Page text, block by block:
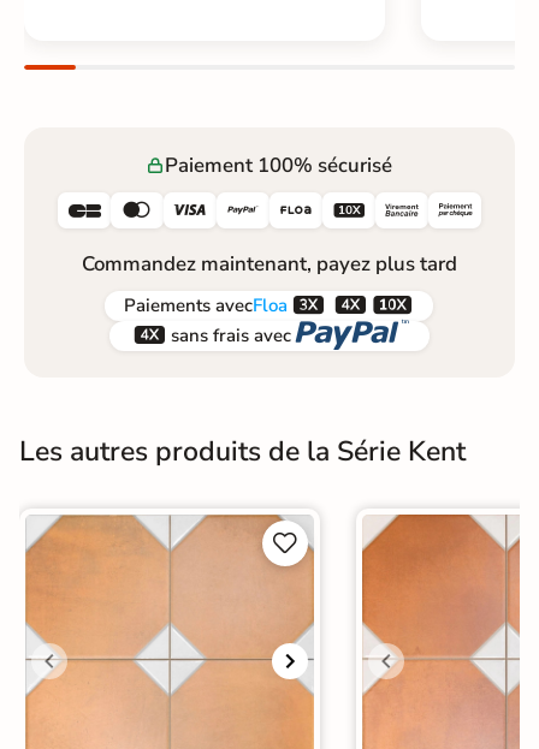
Paiement 100% sécurisé
     
Commandez maintenant, payez plus tard
Paiements avecFloa  
 sans frais avec 
Les autres produits de la Série Kent

